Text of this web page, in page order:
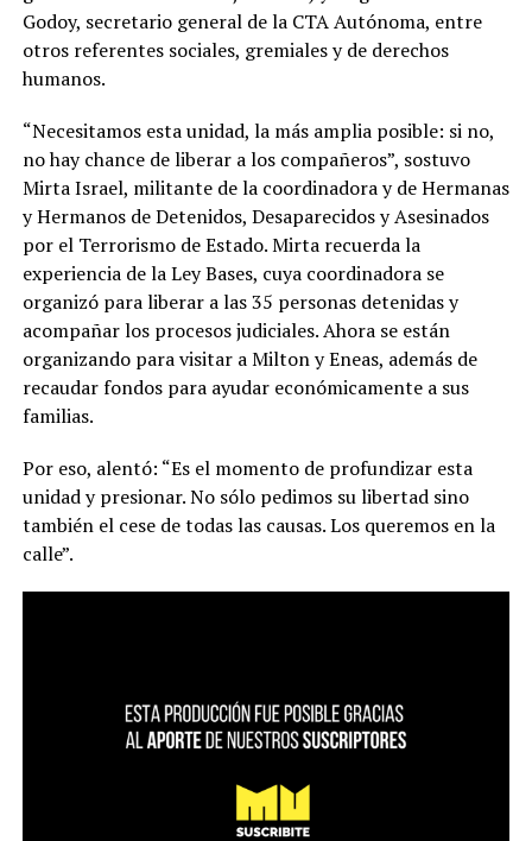
Godoy, secretario general de la CTA Autónoma, entre
otros referentes sociales, gremiales y de derechos
humanos.
“Necesitamos esta unidad, la más amplia posible: si no,
no hay chance de liberar a los compañeros”, sostuvo
Mirta Israel, militante de la coordinadora y de Hermanas
y Hermanos de Detenidos, Desaparecidos y Asesinados
por el Terrorismo de Estado. Mirta recuerda la
experiencia de la Ley Bases, cuya coordinadora se
organizó para liberar a las 35 personas detenidas y
acompañar los procesos judiciales. Ahora se están
organizando para visitar a Milton y Eneas, además de
recaudar fondos para ayudar económicamente a sus
familias.
Por eso, alentó: “Es el momento de profundizar esta
unidad y presionar. No sólo pedimos su libertad sino
también el cese de todas las causas. Los queremos en la
calle”.